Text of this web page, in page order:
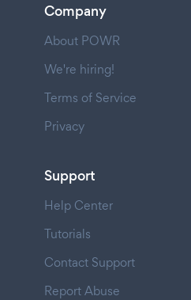
Company
About POWR
We're hiring!
Terms of Service
Privacy
Support
Help Center
Tutorials
Contact Support
Report Abuse